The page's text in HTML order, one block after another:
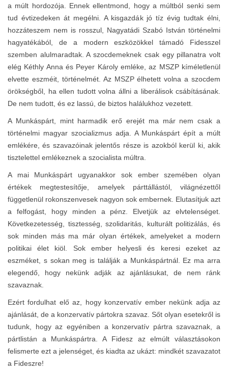
a múlt hordozója. Ennek ellentmond, hogy a múltból senki sem
tud évtizedeken át megélni. A kisgazdák jó tíz évig tudtak élni,
hozzáteszem nem is rosszul, Nagyatádi Szabó István történelmi
hagyatékából, de a modern eszközökkel támadó Fidesszel
szemben alulmaradtak. A szocdemeknek csak egy pillanatra volt
elég Kéthly Anna és Peyer Károly emléke, az MSZP kíméletlenül
elvette eszméit, történelmét. Az MSZP élhetett volna a szocdem
örökségből, ha ellen tudott volna állni a liberálisok csábításának.
De nem tudott, és ez lassú, de biztos halálukhoz vezetett.
A Munkáspárt, mint harmadik erő erejét ma már nem csak a
történelmi magyar szocializmus adja. A Munkáspárt épít a múlt
emlékére, és szavazóinak jelentős része is azokból kerül ki, akik
tisztelettel emlékeznek a szocialista múltra.
A mai Munkáspárt ugyanakkor sok ember szemében olyan
értékek megtestesítője, amelyek párttállástól, világnézettől
függetlenül rokonszenvesek nagyon sok embernek. Elutasítjuk azt
a felfogást, hogy minden a pénz. Elvetjük az elvtelenséget.
Következetesség, tisztesség, szolidaritás, kulturált politizálás, és
sok minden más ma már olyan értékek, amelyeket a modern
politikai élet kiöl. Sok ember helyesli és keresi ezeket az
eszméket, s sokan meg is találják a Munkáspártnál. Ez ma arra
elegendő, hogy nekünk adják az ajánlásukat, de nem ránk
szavaznak.
Ezért fordulhat elő az, hogy konzervatív ember nekünk adja az
ajánlását, de a konzervatív pártokra szavaz. Sőt olyan esetekről is
tudunk, hogy az egyéniben a konzervatív pártra szavaznak, a
pártlistán a Munkáspártra. A Fidesz az elmúlt választásokon
felismerte ezt a jelenséget, és kiadta az ukázt: mindkét szavazatot
a Fideszre!